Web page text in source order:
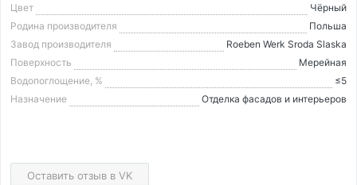
Цвет
Чёрный
Родина производителя
Польша
Завод производителя
Roeben Werk Sroda Slaska
Поверхность
Мерейная
Водопоглощение, %
≤5
Назначение
Отделка фасадов и интерьеров
Оставить отзыв в VK